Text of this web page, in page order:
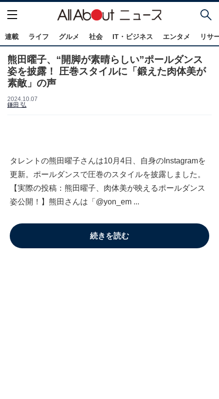
連載 ライフ グルメ 社会 IT・ビジネス エンタメ リサ
熊田曜子、“開脚が素晴らしい”ポールダンス
姿を披露！ 圧巻スタイルに「鍛えた肉体美が
素敵」の声
2024.10.07
鎌田 弘
タレントの熊田曜子さんは10月4日、自身のInstagramを
更新。ポールダンスで圧巻のスタイルを披露しました。
【実際の投稿：熊田曜子、肉体美が映えるポールダンス
姿公開！】熊田さんは「@yon_em ...
続きを読む